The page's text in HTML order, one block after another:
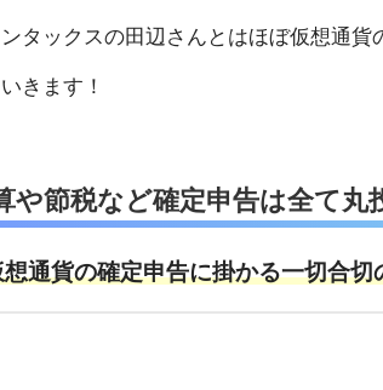
タックスの田辺さんとはほぼ仮想通貨
きます！
や節税など確定申告は全て丸
通貨の確定申告に掛かる一切合